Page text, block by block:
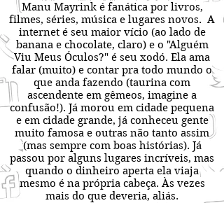
Manu Mayrink é fanática por livros,
filmes, séries, música e lugares novos. A
internet é seu maior vício (ao lado de
banana e chocolate, claro) e o "Alguém
Viu Meus Óculos?" é seu xodó. Ela ama
falar (muito) e contar pra todo mundo o
que anda fazendo (taurina com
ascendente em gêmeos, imagine a
confusão!). Já morou em cidade pequena
e em cidade grande, já conheceu gente
muito famosa e outras não tanto assim
(mas sempre com boas histórias). Já
passou por alguns lugares incríveis, mas
quando o dinheiro aperta ela viaja
mesmo é na própria cabeça. Às vezes
mais do que deveria, aliás.